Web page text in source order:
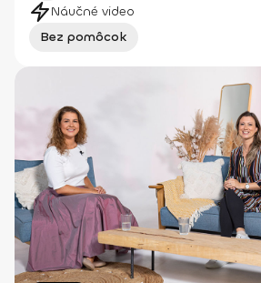
Náučné video
Bez pomôcok